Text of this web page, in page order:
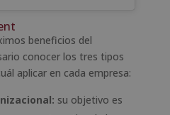
beneficios del
conocer los tres tipos
aplicar en cada empresa:
su objetivo es